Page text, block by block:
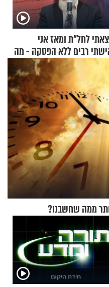
לחל"ת ומאז אני
רבים ללא הפסקה - מה
הרב זמיר כהן
מפתיעה
ממה שחשבנו?